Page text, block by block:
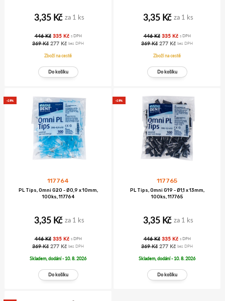
3,35 Kč za 1 ks
446 Kč 335 Kč s DPH
369 Kč 277 Kč bez DPH
Zboží na cestě
3,35 Kč za 1 ks
446 Kč 335 Kč s DPH
369 Kč 277 Kč bez DPH
Zboží na cestě
-25%
117764
PL Tips, Omni G20 - Ø0,9 x 10mm,
100ks, 117764
3,35 Kč za 1 ks
446 Kč 335 Kč s DPH
369 Kč 277 Kč bez DPH
Skladem, dodání - 10. 8. 2026
-25%
117765
PL Tips, Omni G19 - Ø1,1 x 13mm,
100ks, 117765
3,35 Kč za 1 ks
446 Kč 335 Kč s DPH
369 Kč 277 Kč bez DPH
Skladem, dodání - 10. 8. 2026